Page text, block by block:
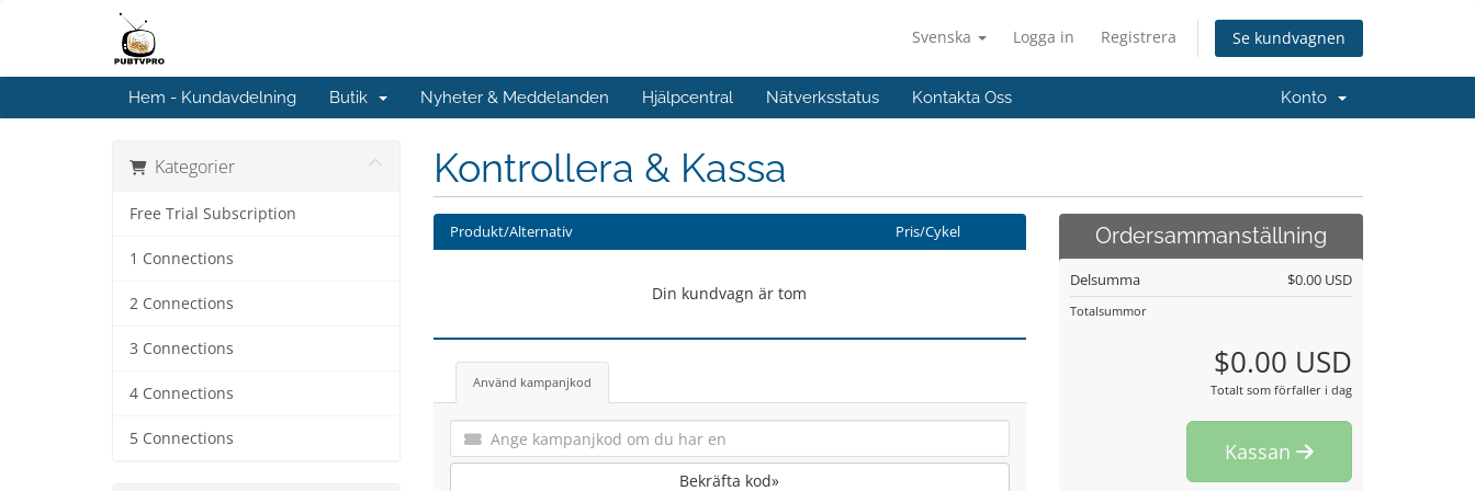
Svenska Logga in Registrera Se kundvagnen
Hem - Kundavdelning Butik Nyheter & Meddelanden Hjälpcentral Nätverksstatus Kontakta Oss Konto
Kategorier
Free Trial Subscription
1 Connections
2 Connections
3 Connections
4 Connections
5 Connections
Kontrollera & Kassa
Produkt/Alternativ Pris/Cykel
Din kundvagn är tom
Använd kampanjkod
Bekräfta kod»
Ordersammanställning
Delsumma $0.00 USD
Totalsummor
$0.00 USD
Totalt som förfaller i dag
Kassan